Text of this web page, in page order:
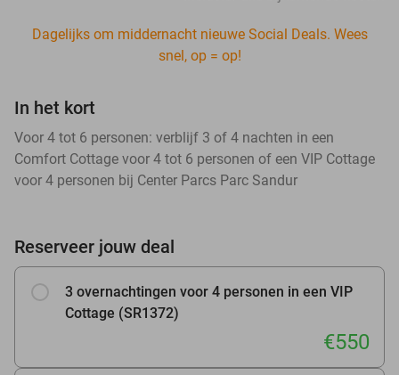
Dagelijks om middernacht nieuwe Social Deals. Wees
snel, op = op!
In het kort
Voor 4 tot 6 personen: verblijf 3 of 4 nachten in een
Comfort Cottage voor 4 tot 6 personen of een VIP Cottage
voor 4 personen bij Center Parcs Parc Sandur
Reserveer jouw deal
3 overnachtingen voor 4 personen in een VIP
Cottage (SR1372)
€550